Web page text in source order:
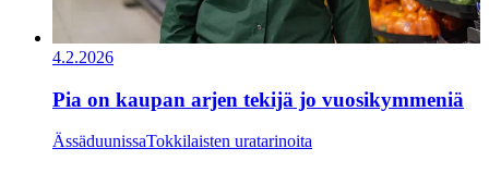
4.2.2026
Pia on kaupan arjen tekijä jo vuosikymmeniä
ÄssäduunissaTokkilaisten uratarinoita